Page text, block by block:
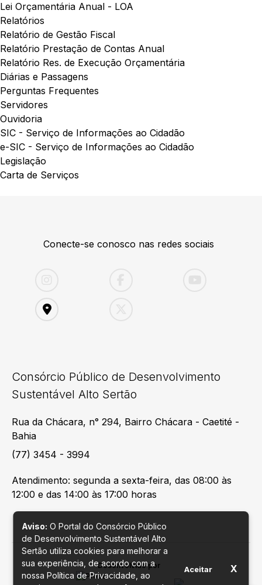
Lei Orçamentária Anual - LOA
Relatórios
Relatório de Gestão Fiscal
Relatório Prestação de Contas Anual
Relatório Res. de Execução Orçamentária
Diárias e Passagens
Perguntas Frequentes
Servidores
Ouvidoria
SIC - Serviço de Informações ao Cidadão
e-SIC - Serviço de Informações ao Cidadão
Legislação
Carta de Serviços
Conecte-se conosco nas redes sociais
Consórcio Público de Desenvolvimento
Sustentável Alto Sertão
Rua da Chácara, n° 294, Bairro Chácara - Caetité -
Bahia
(77) 3454 - 3994
Atendimento: segunda a sexta-feira, das 08:00 às
12:00 e das 14:00 às 17:00 horas
Desenvolvido por
Aviso: O Portal do Consórcio Público
de Desenvolvimento Sustentável Alto
Sertão utiliza cookies para melhorar a
sua experiência, de acordo com a
nossa Política de Privacidade, ao
Aceitar X